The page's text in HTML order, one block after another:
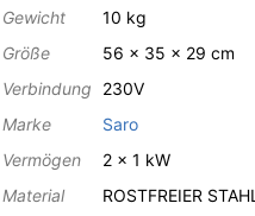
Gewicht
10 kg
Größe
56 × 35 × 29 cm
Verbindung
230V
Marke
Saro
Vermögen
2 x 1 kW
Material
ROSTFREIER STAHL